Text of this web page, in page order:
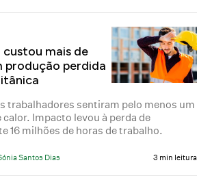
mais de
produção perdida
trabalhadores sentiram pelo menos um
calor. Impacto levou à perda de
16 milhões de horas de trabalho.
Santos Dias 3 min leitura